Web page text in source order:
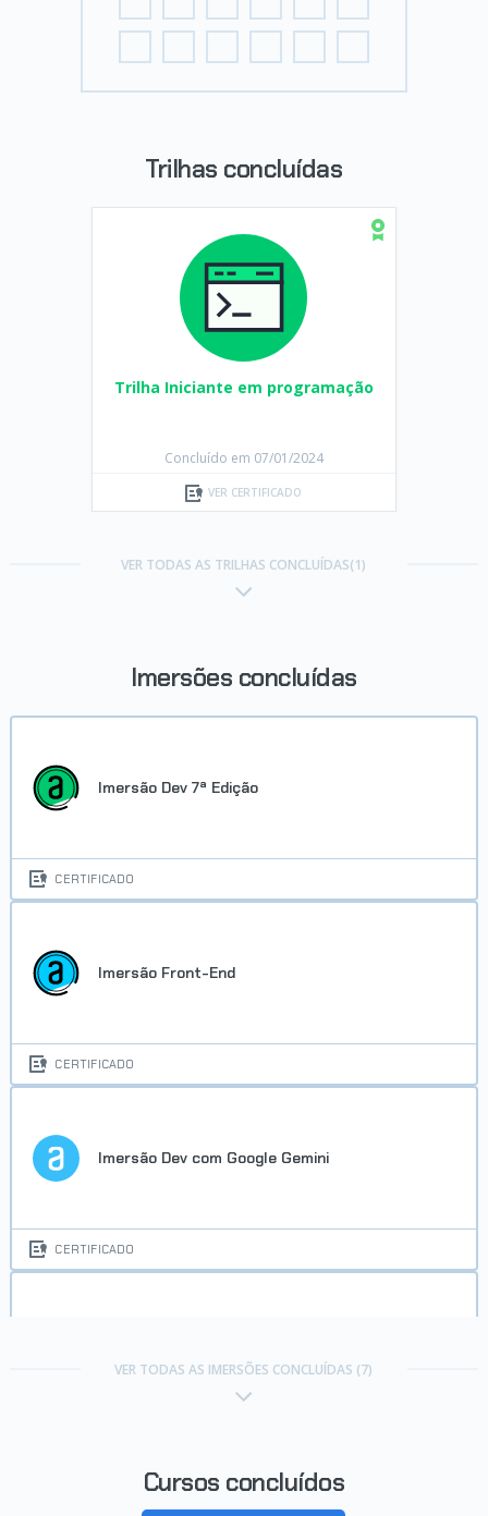
Trilhas concluídas
Trilha Iniciante em programação
Concluído em 07/01/2024
VER CERTIFICADO
VER TODAS AS TRILHAS CONCLUÍDAS(1)
Imersões concluídas
Imersão Dev 7ª Edição
CERTIFICADO
Imersão Front-End
CERTIFICADO
Imersão Dev com Google Gemini
CERTIFICADO
VER TODAS AS IMERSÕES CONCLUÍDAS (7)
Cursos concluídos